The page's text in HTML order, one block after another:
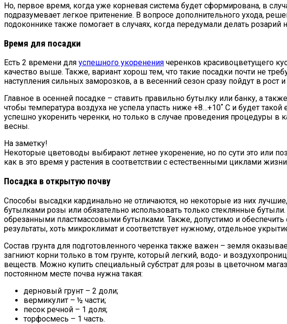
Но, первое время, когда уже корневая система будет сформирована, в
подразумевает легкое притенение. В вопросе дополнительного ухода,
подоконнике также помогает в случаях, когда передумали делать
Время для посадки
Есть 2 времени для успешного укоренения черенков красивоцветущего
качество выше. Также, вариант хорош тем, что такие посадки почти не
наступления сильных заморозков, а в весенний сезон сразу пойдут в рост
Главное в осенней посадке – ставить правильно бутылку или банку, а
чтобы температура воздуха не успела упасть ниже +8…+10˚ C и будет
успешно укоренить черенки, но только в случае проведения процедуры
весны.
На заметку!
Некоторые цветоводы выбирают летнее укоренение, но по сути это или
как в это время у растения в соответствии с естественными циклами
Посадка в открытую почву
Способы высадки кардинально не отличаются, но некоторые из них
бутылками розы или обязательно использовать только стеклянные
обрезанными пластмассовыми бутылками. Также, допустимо и
результаты, хоть микроклимат и соответствует нужному, отдельное
Состав грунта для подготовленного черенка также важен – земля
загниют корни только в том грунте, который легкий, водо- и
веществ. Можно купить специальный субстрат для розы в цветочном
постоянном месте почва нужна такая:
дерновый грунт – 2 доли;
вермикулит – ½ части;
песок речной – 1 доля;
торфосмесь – 1 часть.